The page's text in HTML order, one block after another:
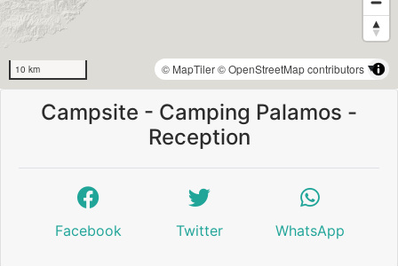
10 km © MapTiler© OpenStreetMap contributors
Campsite - Camping Palamos -
Reception
Facebook Twitter WhatsApp